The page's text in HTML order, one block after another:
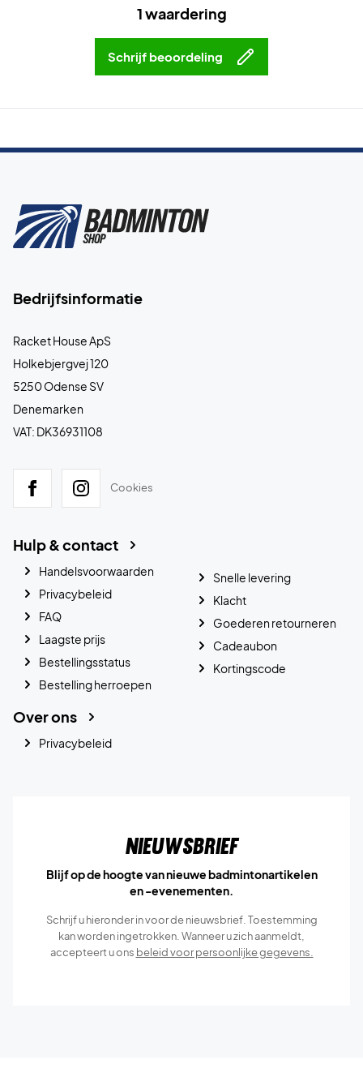
1 waardering
Schrijf beoordeling
Bedrijfsinformatie
Racket House ApS
Holkebjergvej 120
5250 Odense SV
Denemarken
VAT: DK36931108
Cookies
Hulp & contact
Handelsvoorwaarden
Privacybeleid
FAQ
Laagste prijs
Bestellingsstatus
Bestelling herroepen
Snelle levering
Klacht
Goederen retourneren
Cadeaubon
Kortingscode
Over ons
Privacybeleid
Nieuwsbrief
Blijf op de hoogte van nieuwe badmintonartikelen
en -evenementen.
Schrijf u hieronder in voor de nieuwsbrief. Toestemming
kan worden ingetrokken. Wanneer u zich aanmeldt,
accepteert u ons beleid voor persoonlijke gegevens.